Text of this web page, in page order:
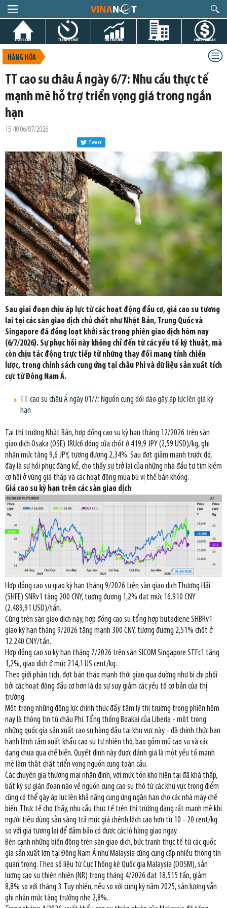
TRANG CHỦ TIN GIỜ CHÓT THỊ TRƯỜNG DỰ ÁN CHỨNG KHOÁN
HÀNG HÓA
TT cao su châu Á ngày 6/7: Nhu cầu thực tế
mạnh mẽ hỗ trợ triển vọng giá trong ngắn
hạn
15:40 06/07/2026
Tweet
Sau giai đoạn chịu áp lực từ các hoạt động đầu cơ, giá cao su tương
lai tại các sàn giao dịch chủ chốt như Nhật Bản, Trung Quốc và
Singapore đã đồng loạt khởi sắc trong phiên giao dịch hôm nay
(6/7/2026). Sự phục hồi này không chỉ đến từ các yếu tố kỹ thuật, mà
còn chịu tác động trực tiếp từ những thay đổi mang tính chiến
lược, trong chính sách cung ứng tại châu Phi và dữ liệu sản xuất tích
cực từ Đông Nam Á.
TT cao su châu Á ngày 01/7: Nguồn cung dồi dào gây áp lực lên giá kỳ
hạn
Tại thị trường Nhật Bản, hợp đồng cao su kỳ hạn tháng 12/2026 trên sàn
giao dịch Osaka (OSE) JRUc6 đóng cửa chốt ở 419,9 JPY (2,59 USD)/kg, ghi
nhận mức tăng 9,6 JPY, tương đương 2,34%. Sau đợt giảm mạnh trước đó,
đây là sự hồi phục đáng kể, cho thấy sự trở lại của những nhà đầu tư tìm kiếm
cơ hội ở vùng giá thấp và các hoạt động mua bù vị thế bán khống.
Giá cao su kỳ hạn trên các sàn giao dịch
Hợp đồng cao su giao kỳ hạn tháng 9/2026 trên sàn giao dịch Thượng Hải
(SHFE) SNRv1 tăng 200 CNY, tương đương 1,2% đạt mức 16.910 CNY
(2.489,91 USD)/tấn.
Cũng trên sàn giao dịch này, hợp đồng cao su tổng hợp butadiene SHBRv1
giao kỳ hạn tháng 9/2026 tăng mạnh 300 CNY, tương đương 2,51% chốt ở
12.240 CNY/tấn.
Hợp đồng cao su kỳ hạn tháng 7/2026 trên sàn SICOM Singapore STFc1 tăng
1,2%, giao dịch ở mức 214,1 US cent/kg.
Theo giới phân tích, đợt bán tháo mạnh thời gian qua dường như bị chi phối
bởi các hoạt động đầu cơ hơn là do sự suy giảm các yếu tố cơ bản của thị
trường.
Một trong những động lực chính thúc đẩy tâm lý thị trường trong phiên hôm
nay là thông tin từ châu Phi. Tổng thống Boakai của Liberia - một trong
những quốc gia sản xuất cao su hàng đầu tại khu vực này - đã chính thức ban
hành lệnh cấm xuất khẩu cao su tự nhiên thô, bao gồm mủ cao su và các
dạng chưa qua chế biến. Quyết định này được đánh giá là một yếu tố mạnh
mẽ làm thắt chặt triển vọng nguồn cung toàn cầu.
Các chuyên gia thương mại nhận định, với mức tồn kho hiện tại đã khá thấp,
bất kỳ sự gián đoạn nào về nguồn cung cao su thô từ các khu vực trọng điểm
cũng có thể gây áp lực lên khả năng cung ứng ngắn hạn cho các nhà máy chế
biến. Thực tế cho thấy, nhu cầu thực tế trên thị trường đang rất mạnh mẽ khi
người tiêu dùng sẵn sàng trả mức giá chênh lệch cao hơn từ 10 - 20 cent/kg
so với giá tương lai để đảm bảo có được các lô hàng giao ngay.
Bên cạnh những biến động trên sàn giao dịch, bức tranh thực tế từ các quốc
gia sản xuất lớn tại Đông Nam Á như Malaysia cũng cung cấp nhiều thông tin
quan trọng. Theo số liệu từ Cục Thống kê Quốc gia Malaysia (DOSM), sản
lượng cao su thiên nhiên (NR) trong tháng 4/2026 đạt 18.515 tấn, giảm
8,8% so với tháng 3. Tuy nhiên, nếu so với cùng kỳ năm 2025, sản lượng vẫn
ghi nhận mức tăng trưởng nhẹ 2,8%.